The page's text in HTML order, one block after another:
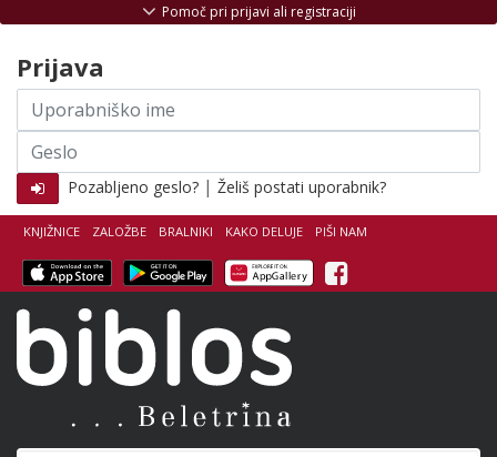
KNJIŽNICE ZALOŽBE BRALNIKI KAKO DELUJE PIŠI NAM
Facebook
Pomoč pri prijavi ali registraciji
Prijava
Uporabniško
ime
Geslo
Pozabljeno geslo? | Želiš postati uporabnik?